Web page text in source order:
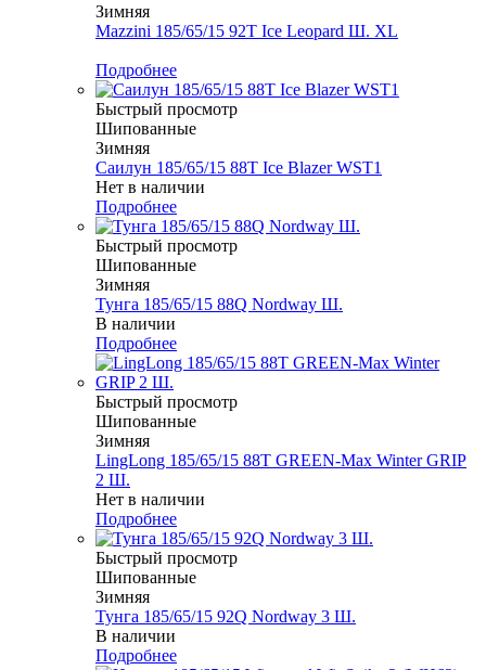
Зимняя
Mazzini 185/65/15 92T Ice Leopard Ш. XL
Подробнее
Быстрый просмотр
Шипованные
Зимняя
Саилун 185/65/15 88T Ice Blazer WST1
Нет в наличии
Подробнее
Быстрый просмотр
Шипованные
Зимняя
Тунга 185/65/15 88Q Nordway Ш.
В наличии
Подробнее
Быстрый просмотр
Шипованные
Зимняя
LingLong 185/65/15 88T GREEN-Max Winter GRIP
2 Ш.
Нет в наличии
Подробнее
Быстрый просмотр
Шипованные
Зимняя
Тунга 185/65/15 92Q Nordway 3 Ш.
В наличии
Подробнее